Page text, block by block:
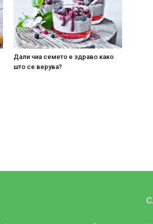
Дали чиа семето е здраво како
што се верува?